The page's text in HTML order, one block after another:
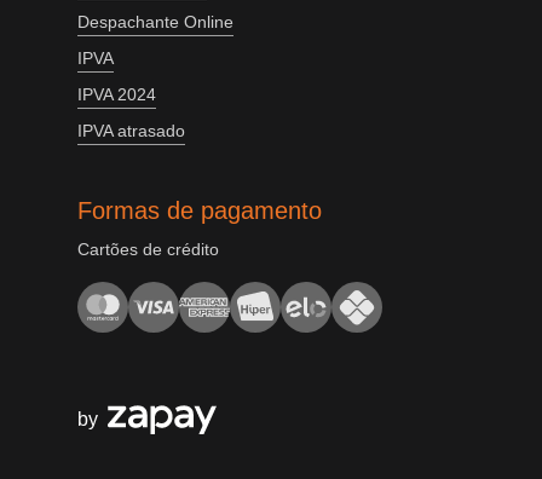
Despachante Online
IPVA
IPVA 2024
IPVA atrasado
Formas de pagamento
Cartões de crédito
by